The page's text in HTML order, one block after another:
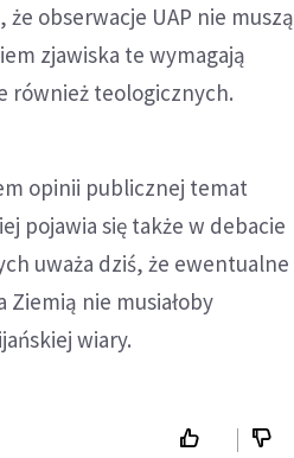
obserwacje UAP nie muszą
zjawiska te wymagają
również teologicznych.
opinii publicznej temat
pojawia się także w debacie
uważa dziś, że ewentualne
nie musiałoby
wiary.